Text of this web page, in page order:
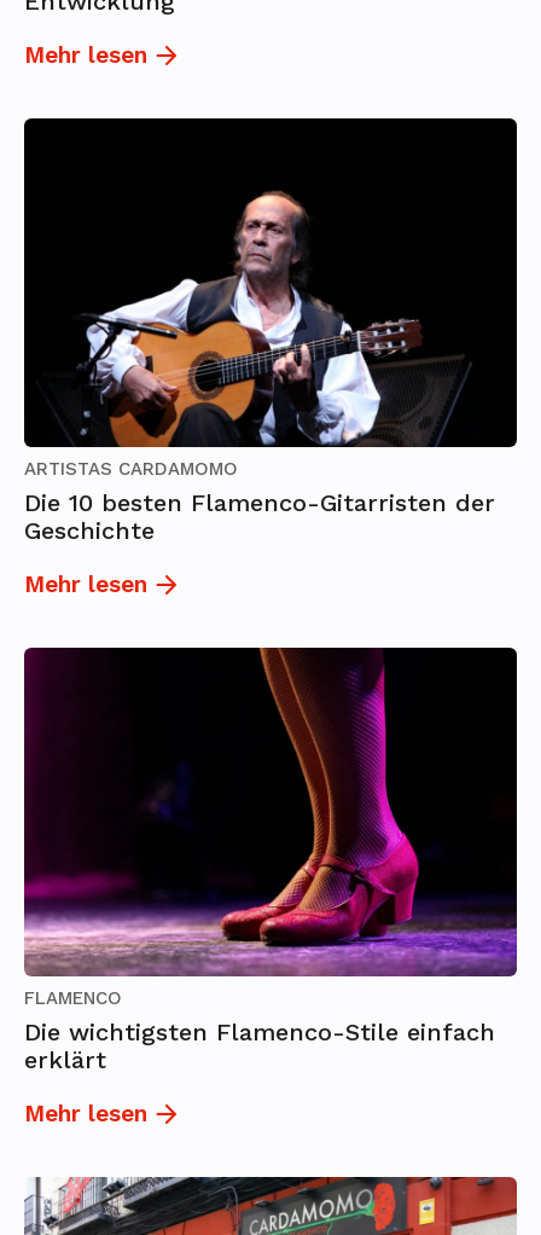
Mehr lesen
ARTISTAS CARDAMOMO
Die 10 besten Flamenco-Gitarristen der
Geschichte
Mehr lesen
FLAMENCO
Die wichtigsten Flamenco-Stile einfach
erklärt
Mehr lesen